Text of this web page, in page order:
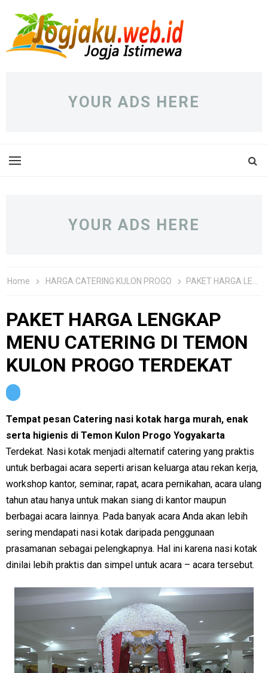
YOUR ADS HERE
YOUR ADS HERE
Home HARGA CATERING KULON PROGO PAKET HARGA LENGKAP MENU CATERING DI TEMON KULON PROGO TERDEKAT
PAKET HARGA LENGKAP
MENU CATERING DI TEMON
KULON PROGO TERDEKAT
Tempat pesan Catering nasi kotak harga murah, enak
serta higienis di Temon Kulon Progo Yogyakarta
Terdekat. Nasi kotak menjadi alternatif catering yang praktis
untuk berbagai acara seperti arisan keluarga atau rekan kerja,
workshop kantor, seminar, rapat, acara pernikahan, acara ulang
tahun atau hanya untuk makan siang di kantor maupun
berbagai acara lainnya. Pada banyak acara Anda akan lebih
sering mendapati nasi kotak daripada penggunaan
prasamanan sebagai pelengkapnya. Hal ini karena nasi kotak
dinilai lebih praktis dan simpel untuk acara – acara tersebut.